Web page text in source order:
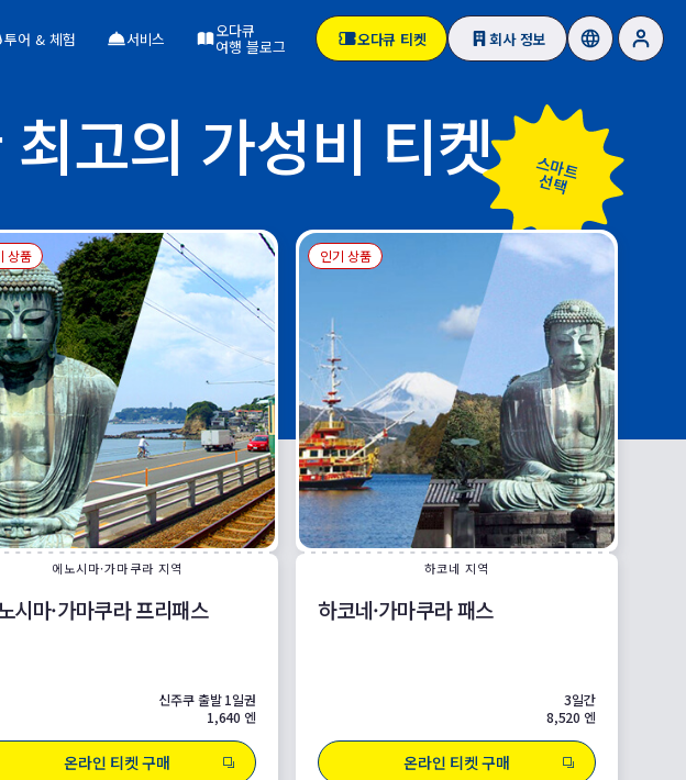
투어 & 체험 서비스 오다큐
여행 블로그 오다큐 티켓 회사 정보
고의 가성비 티켓 스마트
선택
상품
에노시마·가마쿠라 지역
시마·가마쿠라 프리패스
신주쿠 출발 1일권
1,640 엔
온라인 티켓 구매
인기 상품
하코네 지역
하코네·가마쿠라 패스
3일간
8,520 엔
온라인 티켓 구매